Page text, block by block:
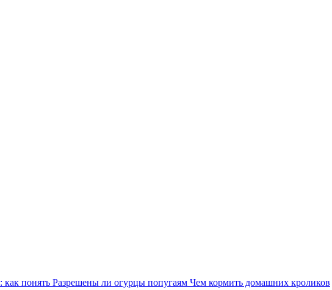
как понять Разрешены ли огурцы попугаям Чем кормить домашних кроликов